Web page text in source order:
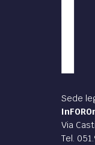
Sede
Via
Tel.